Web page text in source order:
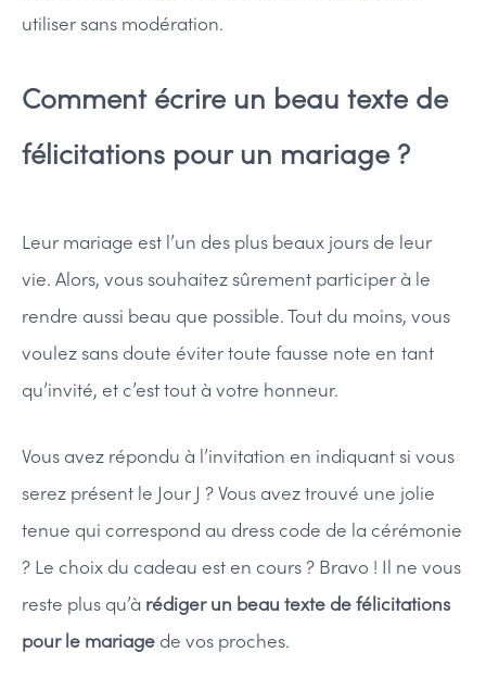
utiliser sans modération.
Comment écrire un beau texte de
félicitations pour un mariage ?
Leur mariage est l’un des plus beaux jours de leur
vie. Alors, vous souhaitez sûrement participer à le
rendre aussi beau que possible. Tout du moins, vous
voulez sans doute éviter toute fausse note en tant
qu’invité, et c’est tout à votre honneur.
Vous avez répondu à l’invitation en indiquant si vous
serez présent le Jour J ? Vous avez trouvé une jolie
tenue qui correspond au dress code de la cérémonie
? Le choix du cadeau est en cours ? Bravo ! Il ne vous
reste plus qu’à rédiger un beau texte de félicitations
pour le mariage de vos proches.